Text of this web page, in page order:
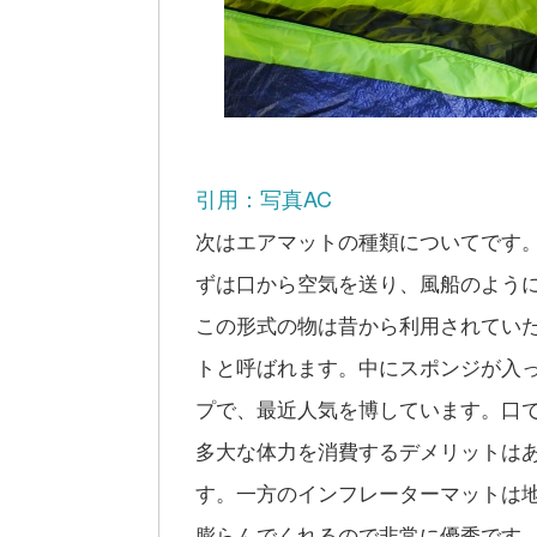
引用：写真AC
次はエアマットの種類についてです
ずは口から空気を送り、風船のよう
この形式の物は昔から利用されてい
トと呼ばれます。中にスポンジが
プで、最近人気を博しています。口
多大な体力を消費するデメリットは
す。一方のインフレーターマットは